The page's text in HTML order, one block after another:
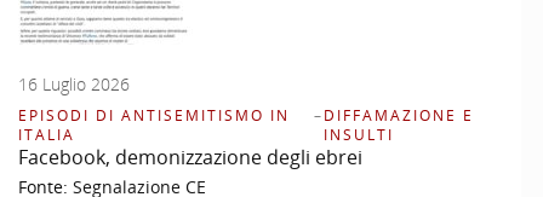
16 Luglio 2026
EPISODI DI ANTISEMITISMO IN
ITALIA
–DIFFAMAZIONE E
INSULTI
Facebook, demonizzazione degli ebrei
Fonte: Segnalazione CE